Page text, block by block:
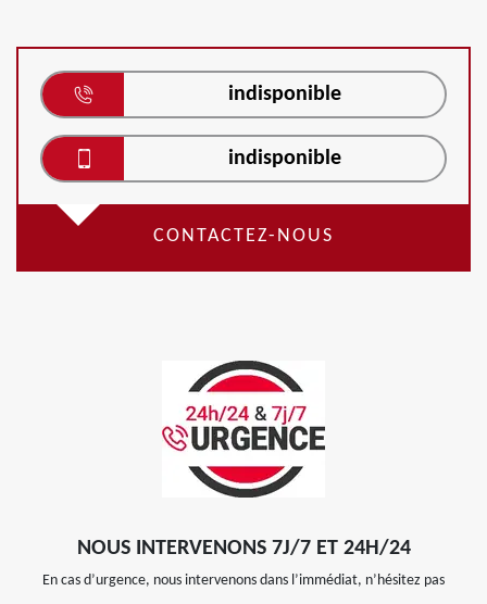
indisponible
indisponible
CONTACTEZ-NOUS
NOUS INTERVENONS 7J/7 ET 24H/24
En cas d’urgence, nous intervenons dans l’immédiat, n’hésitez pas